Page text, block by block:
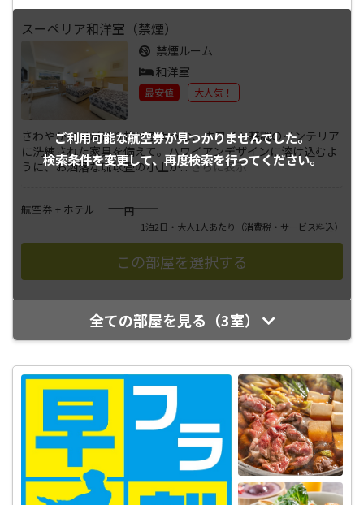
ご利用可能な航空券が見つかりませんでした。
検索条件を変更して、再度検索を行ってください。
スーペリア和洋室（禁煙）
禁煙ルーム
和洋室
最安値 大人気！
さわやかな風が通り抜けるような、ホワイト基調のインテリア
に洗練された家具を備えて。ハワイアンデザインに溶け込むよ
うに、お洒落な琉球畳の小上が...さらに表示
航空券 + ホテル ――――円
1泊2日・大人1人あたり （消費税・サービス料込）
全ての部屋を見る（3室）